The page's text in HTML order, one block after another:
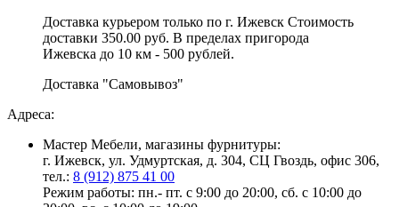
Доставка курьером только по г. Ижевск Стоимость
доставки 350.00 руб. В пределах пригорода
Ижевска до 10 км - 500 рублей.
Доставка "Самовывоз"
Адреса:
Мастер Мебели, магазины фурнитуры:
г. Ижевск, ул. Удмуртская, д. 304, СЦ Гвоздь, офис 306,
тел.: 8 (912) 875 41 00
Режим работы: пн.- пт. с 9:00 до 20:00, сб. с 10:00 до